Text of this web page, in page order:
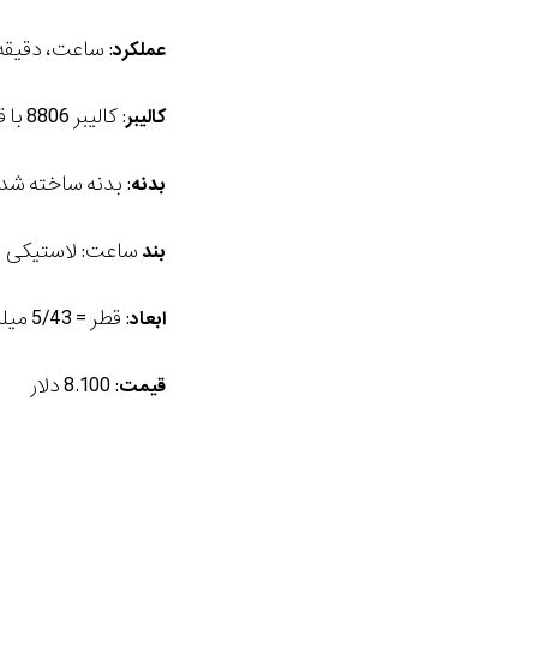
عملکرد: ساعت،
کالیبر: کالیبر 8806 با قابلیت ذخیره انرژی به مدت 50 ساعت
بدنه: بدنه ساخته
بندساعت: لاستیکی
ابعاد: قطر = 5/43 میلیمتر، ارتفاع = 2/14 میلیمتر، وزن = 108 گرم
قیمت: 8.100 دلار